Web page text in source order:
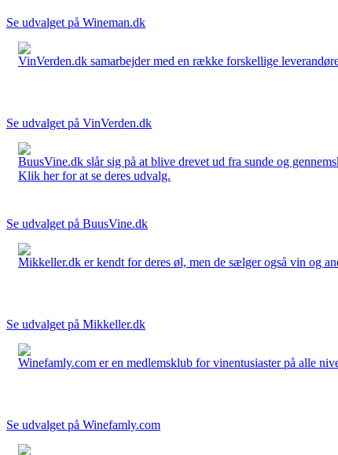
Se udvalget på Wineman.dk
VinVerden.dk samarbejder med en række forskellige
Se udvalget på VinVerden.dk
BuusVine.dk slår sig på at blive drevet ud fra sunde og
Klik her for at se deres udvalg.
Se udvalget på BuusVine.dk
Mikkeller.dk er kendt for deres øl, men de sælger også vin og
Se udvalget på Mikkeller.dk
Winefamly.com er en medlemsklub for vinentusiaster på alle
Se udvalget på Winefamly.com